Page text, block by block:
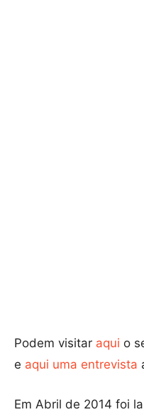
Podem visitar aqui o
e aqui uma entrevista
Em Abril de 2014 foi